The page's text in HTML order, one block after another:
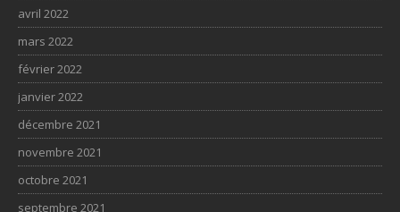
avril 2022
mars 2022
février 2022
janvier 2022
décembre 2021
novembre 2021
octobre 2021
septembre 2021